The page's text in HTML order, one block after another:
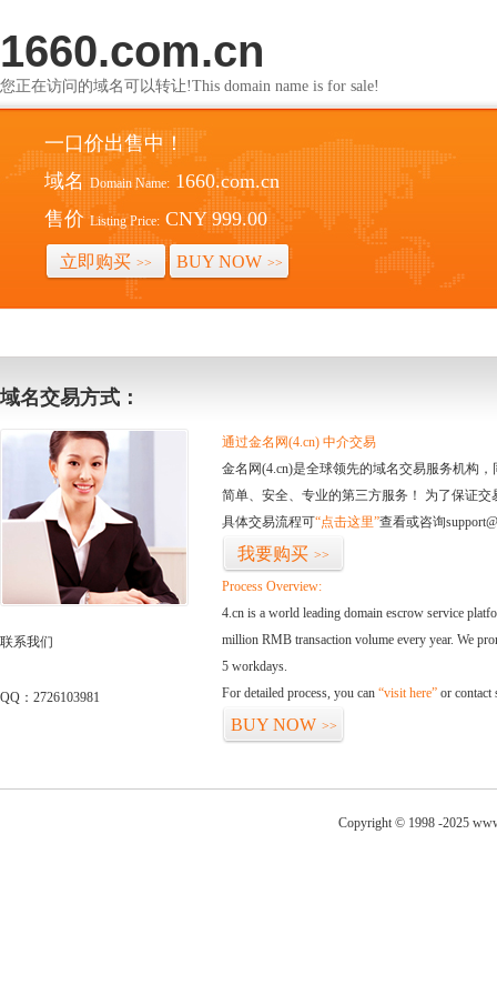
1660.com.cn
您正在访问的域名可以转让!This domain name is for sale!
一口价出售中！
域名 Domain Name: 1660.com.cn
售价 Listing Price: CNY 999.00
立即购买 >> BUY NOW >>
域名交易方式：
联系我们
QQ：2726103981
通过金名网(4.cn) 中介交易
金名网(4.cn)是全球领先的域名交易服务机构
简单、安全、专业的第三方服务！ 为了保证
具体交易流程可“点击这里”查看或咨询
我要购买 >>
Process Overview:
4.cn is a world leading domain escrow service
million RMB transaction volume every year. We
5 workdays.
For detailed process, you can “visit here” or contact
BUY NOW >>
Copyright © 1998 -2025